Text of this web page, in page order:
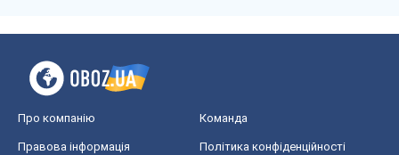
Про компанію Команда
Правова інформація Політика конфіденційності